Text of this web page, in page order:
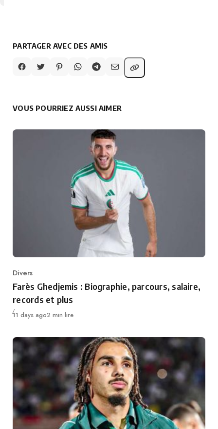
PARTAGER AVEC DES AMIS
VOUS POURRIEZ AUSSI AIMER
Category
Divers
Farès Ghedjemis : Biographie, parcours, salaire,
records et plus
Publié
11 days ago2 min lire